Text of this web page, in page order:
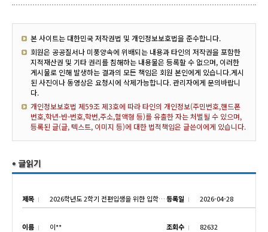
본 사이트는 대한민국 저작권법 및 개인정보보호법을 준수합니다.
회원은 공공질서나 미풍양속에 위배되는 내용과 타인의 저작권을 포함한
지적재산권 및 기타 권리를 침해하는 내용물은 등록할 수 없으며, 이러한
게시물로 인해 발생하는 결과의 모든 책임은 회원 본인에게 있습니다.게시
된 사진이나 동영상은 요청시에 삭제가능합니다. 관리자에게 문의바랍니
다.
개인정보보호법 제59조 제3호에 따라 타인의 개인정보(주민번호,핸드폰
번호,학년-반-번호,학번,주소,혈액형 등)를 유출한 자는 처벌될 수 있으며,
등록된 글(글, 텍스트, 이미지 등)에 대한 법적책임은 글쓴이에게 있습니다.
제목 2026학년도 2학기 전편입생을 위한 입학설명회 실시등록일 2026-04-28
이름 이** 조회수 82632